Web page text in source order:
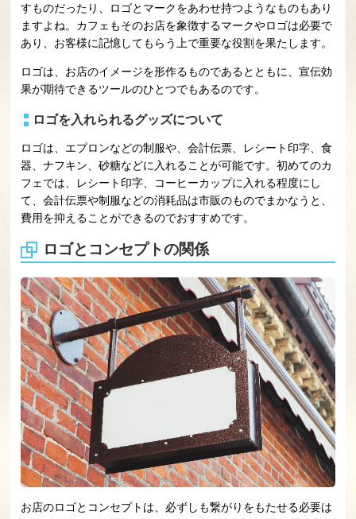
すものだったり、ロゴとマークをあわせ持つようなものもあり
ますよね。カフェもそのお店を象徴するマークやロゴは必要で
あり、お客様に記憶してもらう上で重要な役割を果たします。
ロゴは、お店のイメージを形作るものであるとともに、宣伝効
果が期待できるツールのひとつでもあるのです。
ロゴを入れられるグッズについて
ロゴは、エプロンなどの制服や、会計伝票、レシート印字、食
器、ナフキン、砂糖などに入れることが可能です。初めてのカ
フェでは、レシート印字、コーヒーカップに入れる程度にし
て、会計伝票や制服などの消耗品は市販のものでまかなうと、
費用を抑えることができるのでおすすめです。
ロゴとコンセプトの関係
お店のロゴとコンセプトは、必ずしも繋がりをもたせる必要は